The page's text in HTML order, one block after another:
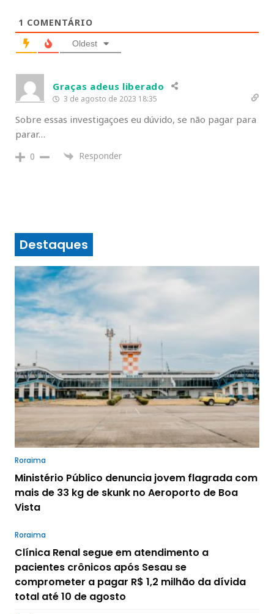
1 COMENTÁRIO
Oldest
Graças adeus liberado
3 de agosto de 2023 18:35
Sobre essas investigaçoes eu dúvido, se não pagar para
parar…
0 Responder
Destaques
Roraima
Ministério Público denuncia jovem flagrada com
mais de 33 kg de skunk no Aeroporto de Boa
Vista
Roraima
Clínica Renal segue em atendimento a
pacientes crônicos após Sesau se
comprometer a pagar R$ 1,2 milhão da dívida
total até 10 de agosto